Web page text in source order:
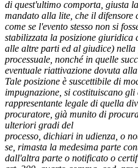
di quest'ultimo comporta, giusta
mandato alla lite, che il difensore
come se l'evento stesso non si
stabilizzata la posizione giuridica
alle altre parti ed al giudice)
processuale, nonché in quelle
eventuale riattivazione dovuta
Tale posizione è suscettibile di
impugnazione, si costituiscano
rappresentante legale di quella
procuratore, già munito di
ulteriori gradi del
processo, dichiari in udienza, o
se, rimasta la medesima parte
dall'altra parte o notificato o